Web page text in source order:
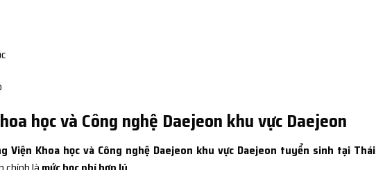
học và Công nghệ Daejeon khu vực Daejeon
Viện Khoa học và Công nghệ Daejeon khu vực Daejeon tuyển sinh tại Thái